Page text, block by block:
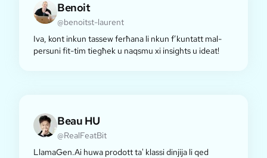
Benoit
@benoitst-laurent
Iva, kont inkun tassew ferħana li nkun f’kuntatt mal-
persuni fit-tim tiegħek u naqsmu xi insights u ideat!
Beau HU
@RealFeatBit
LlamaGen.Ai huwa prodott ta' klassi dinjija li qed